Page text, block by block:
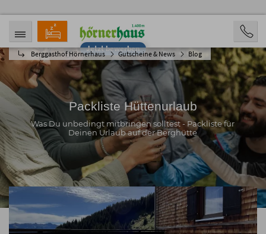
Jetzt bewerben
Berggasthof Hörnerhaus Gutscheine & News Blog
ANREISE
06.08.2026
ABREISE
11.08.2026
PERSONEN
2 Personen
BUCHEN
Packliste Hüttenurlaub
Was Du unbedingt mitbringen solltest - Packliste für
Deinen Urlaub auf der Berghütte